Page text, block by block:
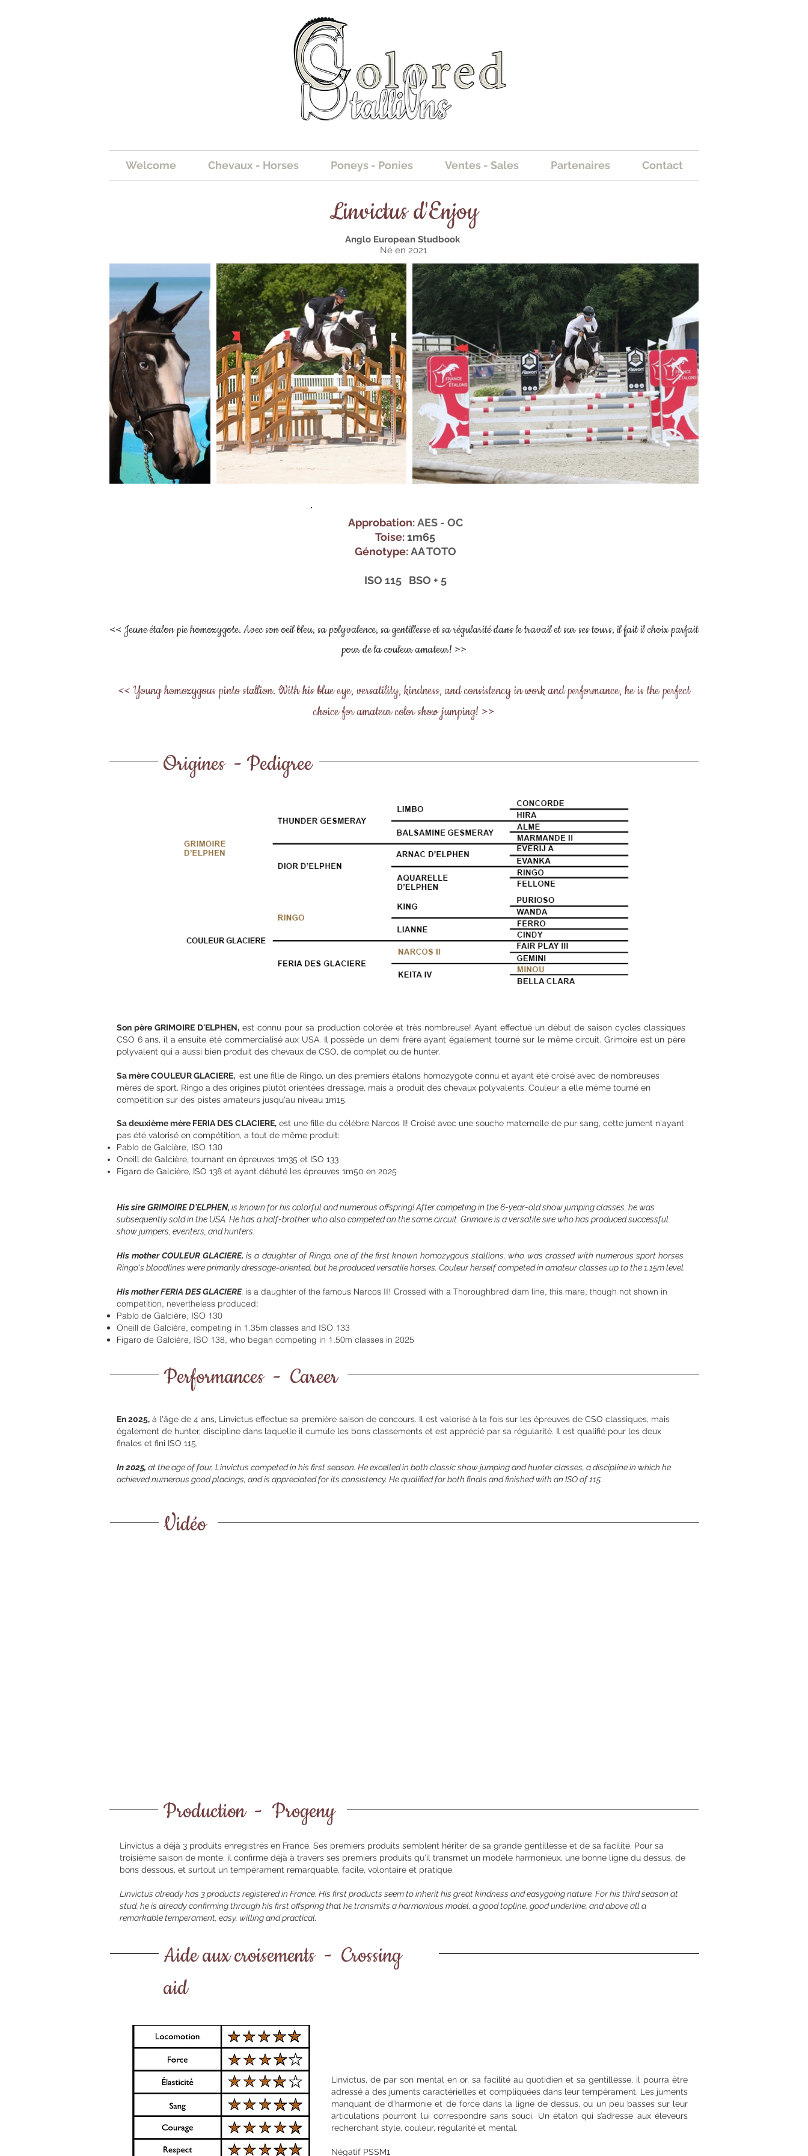
Welcome Chevaux - Horses Poneys - Ponies Ventes - Sales Partenaires Contact
Linvictus d'Enjoy
Anglo European Studbook
Né en 2021
Approbation: AES - OC
Toise:1m65
Génotype:AA TOTO
ISO 115 BSO + 5
<< Jeune étalon pie homozygote. Avec son oeil bleu, sa polyvalence, sa gentillesse et sa régularité dans le travail et sur ses tours, il fait il choix parfait
pour de la couleur amateur! >>
<< Young homozygous pinto stallion. With his blue eye, versatility, kindness, and consistency in work and performance, he is the perfect
choice for amateur color show jumping! >>
Origines - Pedigree
Son père GRIMOIRE D'ELPHEN, est connu pour sa production colorée et très nombreuse! Ayant effectué un début de saison cycles classiques
CSO 6 ans, il a ensuite été commercialisé aux USA. Il possède un demi frère ayant également tourné sur le même circuit. Grimoire est un père
polyvalent qui a aussi bien produit des chevaux de CSO, de complet ou de hunter.
Sa mère COULEUR GLACIERE, est une fille de Ringo, un des premiers étalons homozygote connu et ayant été croisé avec de nombreuses
mères de sport. Ringo a des origines plutôt orientées dressage, mais a produit des chevaux polyvalents. Couleur a elle même tourné en
compétition sur des pistes amateurs jusqu'au niveau 1m15.
Sa deuxième mère FERIA DES CLACIERE, est une fille du célèbre Narcos II! Croisé avec une souche maternelle de pur sang, cette jument n'ayant
pas été valorisé en compétition, a tout de même produit:
Pablo de Galcière, ISO 130
Oneill de Galcière, tournant en épreuves 1m35 et ISO 133
Figaro de Galcière, ISO 138 et ayant débuté les épreuves 1m50 en 2025
His sire GRIMOIRE D'ELPHEN, is known for his colorful and numerous offspring! After competing in the 6-year-old show jumping classes, he was
subsequently sold in the USA. He has a half-brother who also competed on the same circuit. Grimoire is a versatile sire who has produced successful
show jumpers, eventers, and hunters.
His mother COULEUR GLACIERE, is a daughter of Ringo, one of the first known homozygous stallions, who was crossed with numerous sport horses.
Ringo's bloodlines were primarily dressage-oriented, but he produced versatile horses. Couleur herself competed in amateur classes up to the 1.15m level.
His mother FERIA DES GLACIERE, is a daughter of the famous Narcos II! Crossed with a Thoroughbred dam line, this mare, though not shown in
competition, nevertheless produced:
Pablo de Galcière, ISO 130
Oneill de Galcière, competing in 1.35m classes and ISO 133
Figaro de Galcière, ISO 138, who began competing in 1.50m classes in 2025
Performances - Career
En 2025, à l'âge de 4 ans, Linvictus effectue sa première saison de concours. Il est valorisé à la fois sur les épreuves de CSO classiques, mais
également de hunter, discipline dans laquelle il cumule les bons classements et est apprécié par sa régularité. Il est qualifié pour les deux
finales et fini ISO 115.
In 2025, at the age of four, Linvictus competed in his first season. He excelled in both classic show jumping and hunter classes, a discipline in which he
achieved numerous good placings, and is appreciated for its consistency. He qualified for both finals and finished with an ISO of 115.
Vidéo
Production - Progeny
Linvictus a déjà 3 produits enregistrés en France. Ses premiers produits semblent hériter de sa grande gentillesse et de sa facilité. Pour sa
troisième saison de monte, il confirme déjà à travers ses premiers produits qu'il transmet un modèle harmonieux, une bonne ligne du dessus, de
bons dessous, et surtout un tempérament remarquable, facile, volontaire et pratique.
Linvictus already has 3 products registered in France. His first products seem to inherit his great kindness and easygoing nature. For his third season at
stud, he is already confirming through his first offspring that he transmits a harmonious model, a good topline, good underline, and above all a
remarkable temperament, easy, willing and practical.
Aide aux croisements - Crossing
aid
Linvictus, de par son mental en or, sa facilité au quotidien et sa gentillesse, il pourra être
adressé à des juments caractérielles et compliquées dans leur tempérament. Les juments
manquant de d'harmonie et de force dans la ligne de dessus, ou un peu basses sur leur
articulations pourront lui correspondre sans souci. Un étalon qui s’adresse aux éleveurs
recherchant style, couleur, régularité et mental.
Négatif PSSM1